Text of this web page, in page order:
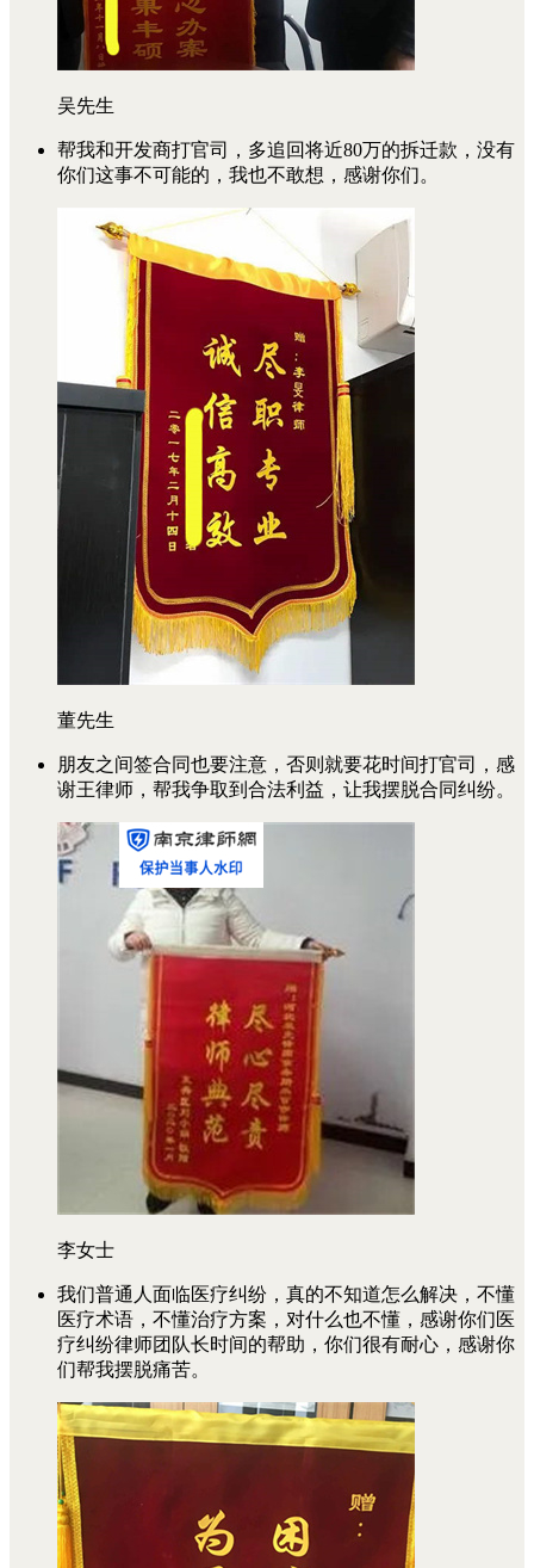
吴先生
帮我和开发商打官司，多追回将近80万的拆迁款，没有
你们这事不可能的，我也不敢想，感谢你们。
董先生
朋友之间签合同也要注意，否则就要花时间打官司，感
谢王律师，帮我争取到合法利益，让我摆脱合同纠纷。
李女士
我们普通人面临医疗纠纷，真的不知道怎么解决，不懂
医疗术语，不懂治疗方案，对什么也不懂，感谢你们医
疗纠纷律师团队长时间的帮助，你们很有耐心，感谢你
们帮我摆脱痛苦。